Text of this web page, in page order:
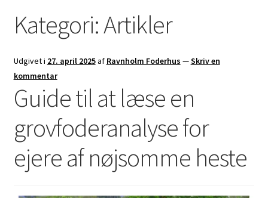
Kategori:Artikler
Udgivet i 27. april 2025af Ravnholm Foderhus —Skriv en
kommentar
Guide til at læse en
grovfoderanalyse for
ejere af nøjsomme heste